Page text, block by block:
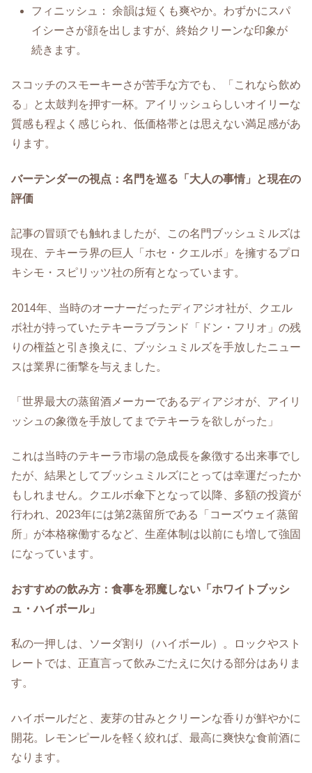
フィニッシュ： 余韻は短くも爽やか。わずかにスパ
イシーさが顔を出しますが、終始クリーンな印象が
続きます。
スコッチのスモーキーさが苦手な方でも、「これなら飲め
る」と太鼓判を押す一杯。アイリッシュらしいオイリーな
質感も程よく感じられ、低価格帯とは思えない満足感があ
ります。
バーテンダーの視点：名門を巡る「大人の事情」と現在の
評価
記事の冒頭でも触れましたが、この名門ブッシュミルズは
現在、テキーラ界の巨人「ホセ・クエルボ」を擁するプロ
キシモ・スピリッツ社の所有となっています。
2014年、当時のオーナーだったディアジオ社が、クエル
ボ社が持っていたテキーラブランド「ドン・フリオ」の残
りの権益と引き換えに、ブッシュミルズを手放したニュー
スは業界に衝撃を与えました。
「世界最大の蒸留酒メーカーであるディアジオが、アイリ
ッシュの象徴を手放してまでテキーラを欲しがった」
これは当時のテキーラ市場の急成長を象徴する出来事でし
たが、結果としてブッシュミルズにとっては幸運だったか
もしれません。クエルボ傘下となって以降、多額の投資が
行われ、2023年には第2蒸留所である「コーズウェイ蒸留
所」が本格稼働するなど、生産体制は以前にも増して強固
になっています。
おすすめの飲み方：食事を邪魔しない「ホワイトブッシ
ュ・ハイボール」
私の一押しは、ソーダ割り（ハイボール）。ロックやスト
レートでは、正直言って飲みごたえに欠ける部分はありま
す。
ハイボールだと、麦芽の甘みとクリーンな香りが鮮やかに
開花。レモンピールを軽く絞れば、最高に爽快な食前酒に
なります。